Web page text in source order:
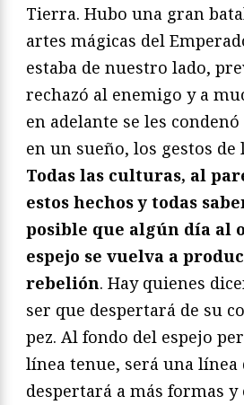
Tierra. Hubo una gran
artes mágicas del
estaba de nuestro lado,
rechazó al enemigo y a
en adelante se les
en un sueño, los gestos de
Todas las culturas, al
estos hechos y todas
posible que algún día al
espejo se vuelva a
rebelión. Hay quienes
ser que despertará de su
pez. Al fondo del espejo
línea tenue, será una
despertará a más formas y